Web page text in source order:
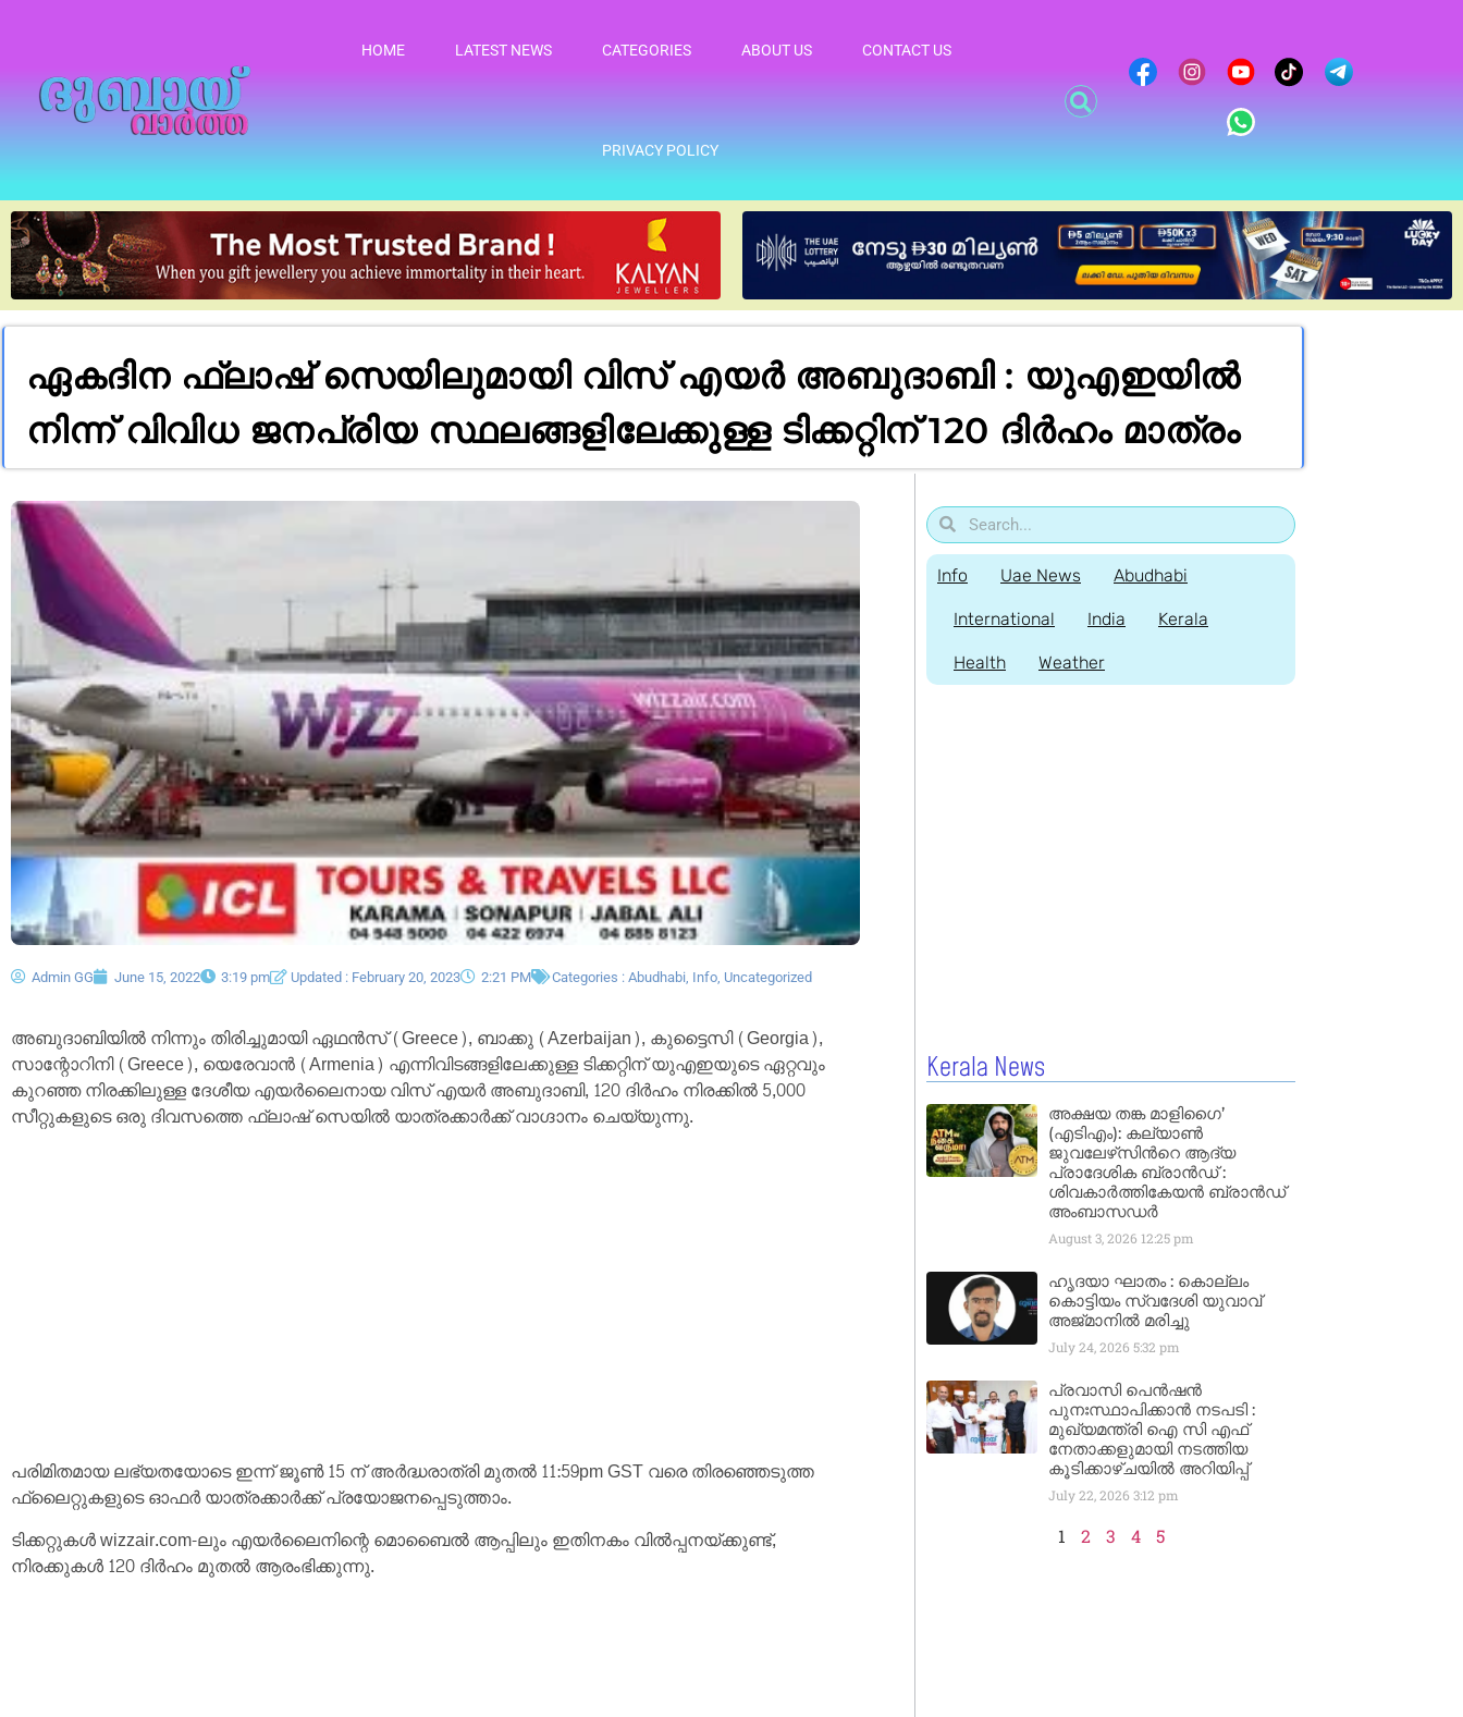
HOME LATEST NEWS CATEGORIES ABOUT US CONTACT US
PRIVACY POLICY
ഏകദിന ഫ്ലാഷ് സെയിലുമായി വിസ് എയർ അബുദാബി : യുഎഇയിൽ
നിന്ന് വിവിധ ജനപ്രിയ സ്ഥലങ്ങളിലേക്കുള്ള ടിക്കറ്റിന് 120 ദിർഹം മാത്രം
Admin GG June 15, 2022 3:19 pm Updated : February 20, 2023 2:21 PM Categories : Abudhabi Info Uncategorized
അബുദാബിയിൽ നിന്നും തിരിച്ചുമായി ഏഥൻസ് (Greece), ബാക്കു (Azerbaijan), കുട്ടൈസി (Georgia),
സാന്റോറിനി (Greece), യെരേവാൻ (Armenia) എന്നിവിടങ്ങളിലേക്കുള്ള ടിക്കറ്റിന് യുഎഇയുടെ ഏറ്റവും
കുറഞ്ഞ നിരക്കിലുള്ള ദേശീയ എയർലൈനായ വിസ് എയർ അബുദാബി, 120 ദിർഹം നിരക്കിൽ 5,000
സീറ്റുകളുടെ ഒരു ദിവസത്തെ ഫ്ലാഷ് സെയിൽ യാത്രക്കാർക്ക് വാഗ്ദാനം ചെയ്യുന്നു.
പരിമിതമായ ലഭ്യതയോടെ ഇന്ന് ജൂൺ 15 ന് അർദ്ധരാത്രി മുതൽ 11:59pm GST വരെ തിരഞ്ഞെടുത്ത
ഫ്ലൈറ്റുകളുടെ ഓഫർ യാത്രക്കാർക്ക് പ്രയോജനപ്പെടുത്താം.
ടിക്കറ്റുകൾ wizzair.com-ലും എയർലൈനിന്റെ മൊബൈൽ ആപ്പിലും ഇതിനകം വിൽപ്പനയ്‌ക്കുണ്ട്,
നിരക്കുകൾ 120 ദിർഹം മുതൽ ആരംഭിക്കുന്നു.
Info Uae News Abudhabi
International India Kerala
Health Weather
Kerala News
അക്ഷയ തങ്ക മാളിഗൈ’
(എടിഎം): കല്യാണ്‍
ജുവലേഴ്‌സിന്‍റെ ആദ്യ
പ്രാദേശിക ബ്രാന്‍ഡ് :
ശിവകാര്‍ത്തികേയന്‍ ബ്രാന്‍ഡ്
അംബാസഡര്‍
August 3, 2026 12:25 pm
ഹൃദയാ ഘാതം : കൊല്ലം
കൊട്ടിയം സ്വദേശി യുവാവ്
അജ്മാനിൽ മരിച്ചു
July 24, 2026 5:32 pm
പ്രവാസി പെൻഷൻ
പുനഃസ്ഥാപിക്കാൻ നടപടി :
മുഖ്യമന്ത്രി ഐ സി എഫ്
നേതാക്കളുമായി നടത്തിയ
കൂടിക്കാഴ്ചയിൽ അറിയിപ്പ്
July 22, 2026 3:12 pm
1 2 3 4 5